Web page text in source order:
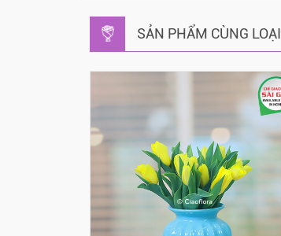
SẢN PHẨM CÙNG LOẠI